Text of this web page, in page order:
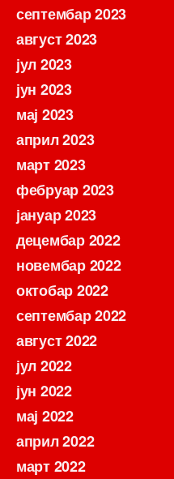
септембар 2023
август 2023
јул 2023
јун 2023
мај 2023
април 2023
март 2023
фебруар 2023
јануар 2023
децембар 2022
новембар 2022
октобар 2022
септембар 2022
август 2022
јул 2022
јун 2022
мај 2022
април 2022
март 2022